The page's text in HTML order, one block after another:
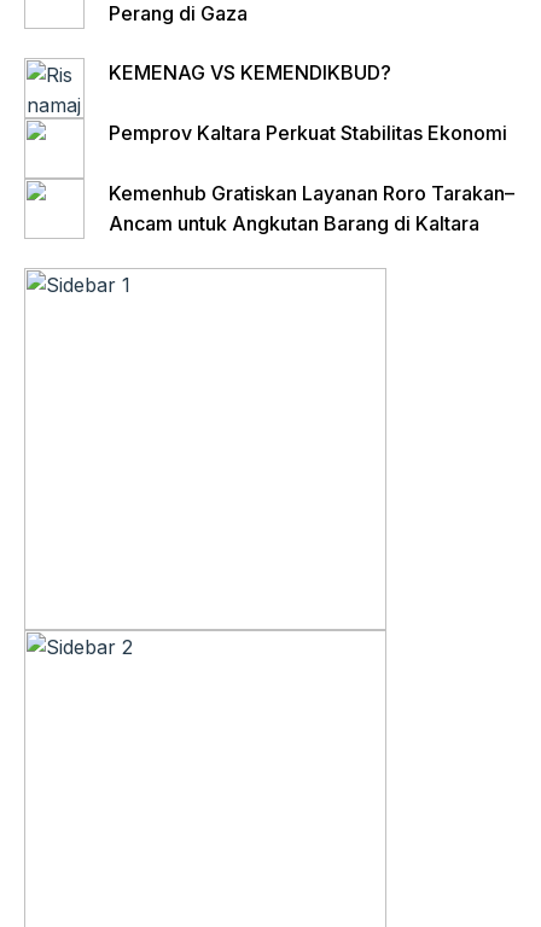
Perang di Gaza
KEMENAG VS KEMENDIKBUD?
Pemprov Kaltara Perkuat Stabilitas Ekonomi
Kemenhub Gratiskan Layanan Roro Tarakan–
Ancam untuk Angkutan Barang di Kaltara